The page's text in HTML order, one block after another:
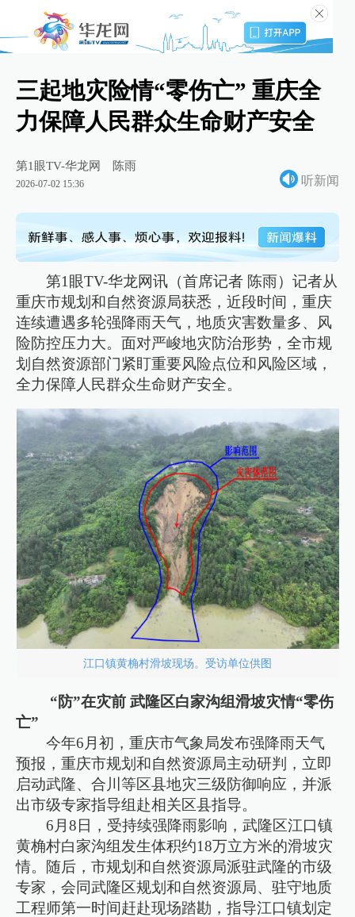
三起地灾险情“零伤亡” 重庆全
力保障人民群众生命财产安全
第1眼TV-华龙网 陈雨
2026-07-02 15:36 听新闻
第1眼TV-华龙网讯（首席记者 陈雨）记者从
重庆市规划和自然资源局获悉，近段时间，重庆
连续遭遇多轮强降雨天气，地质灾害数量多、风
险防控压力大。面对严峻地灾防治形势，全市规
划自然资源部门紧盯重要风险点位和风险区域，
全力保障人民群众生命财产安全。
江口镇黄桷村滑坡现场。受访单位供图
“防”在灾前 武隆区白家沟组滑坡灾情“零伤
亡”
今年6月初，重庆市气象局发布强降雨天气
预报，重庆市规划和自然资源局主动研判，立即
启动武隆、合川等区县地灾三级防御响应，并派
出市级专家指导组赴相关区县指导。
6月8日，受持续强降雨影响，武隆区江口镇
黄桷村白家沟组发生体积约18万立方米的滑坡灾
情。随后，市规划和自然资源局派驻武隆的市级
专家，会同武隆区规划和自然资源局、驻守地质
工程师第一时间赶赴现场踏勘，指导江口镇划定